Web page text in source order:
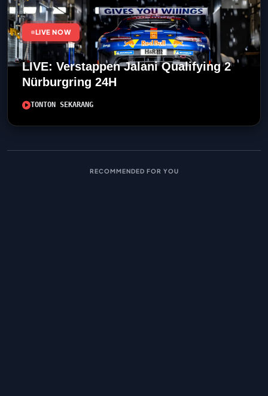
LIVE NOW
LIVE: Verstappen Jalani Qualifying 2
Nürburgring 24H
TONTON SEKARANG
RECOMMENDED FOR YOU